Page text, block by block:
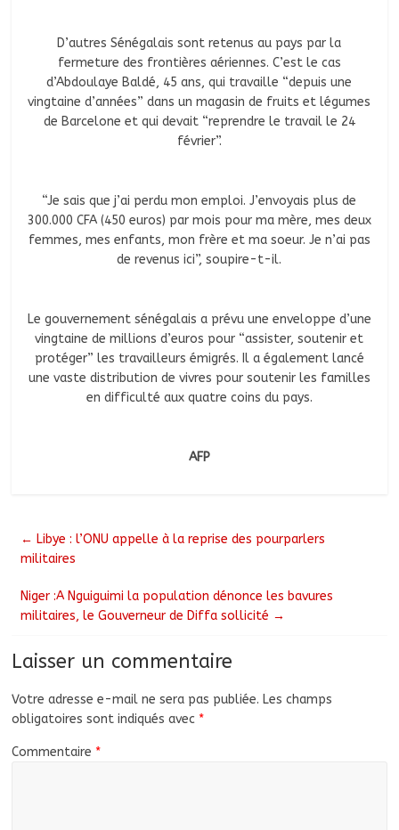
D’autres Sénégalais sont retenus au pays par la
fermeture des frontières aériennes. C’est le cas
d’Abdoulaye Baldé, 45 ans, qui travaille “depuis une
vingtaine d’années” dans un magasin de fruits et légumes
de Barcelone et qui devait “reprendre le travail le 24
février”.
“Je sais que j’ai perdu mon emploi. J’envoyais plus de
300.000 CFA (450 euros) par mois pour ma mère, mes deux
femmes, mes enfants, mon frère et ma soeur. Je n’ai pas
de revenus ici”, soupire-t-il.
Le gouvernement sénégalais a prévu une enveloppe d’une
vingtaine de millions d’euros pour “assister, soutenir et
protéger” les travailleurs émigrés. Il a également lancé
une vaste distribution de vivres pour soutenir les familles
en difficulté aux quatre coins du pays.
AFP
← Libye : l’ONU appelle à la reprise des pourparlers
militaires
Niger :A Nguiguimi la population dénonce les bavures
militaires, le Gouverneur de Diffa sollicité →
Laisser un commentaire
Votre adresse e-mail ne sera pas publiée. Les champs
obligatoires sont indiqués avec *
Commentaire *